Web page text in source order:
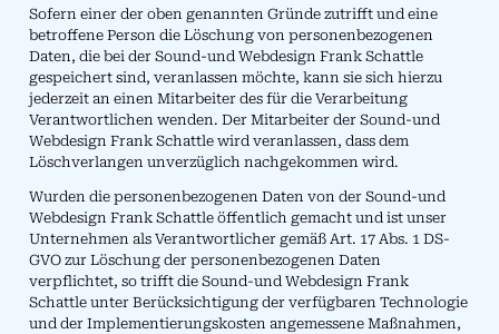
Sofern einer der oben genannten Gründe zutrifft und eine
betroffene Person die Löschung von personenbezogenen
Daten, die bei der Sound-und Webdesign Frank Schattle
gespeichert sind, veranlassen möchte, kann sie sich hierzu
jederzeit an einen Mitarbeiter des für die Verarbeitung
Verantwortlichen wenden. Der Mitarbeiter der Sound-und
Webdesign Frank Schattle wird veranlassen, dass dem
Löschverlangen unverzüglich nachgekommen wird.
Wurden die personenbezogenen Daten von der Sound-und
Webdesign Frank Schattle öffentlich gemacht und ist unser
Unternehmen als Verantwortlicher gemäß Art. 17 Abs. 1 DS-
GVO zur Löschung der personenbezogenen Daten
verpflichtet, so trifft die Sound-und Webdesign Frank
Schattle unter Berücksichtigung der verfügbaren Technologie
und der Implementierungskosten angemessene Maßnahmen,